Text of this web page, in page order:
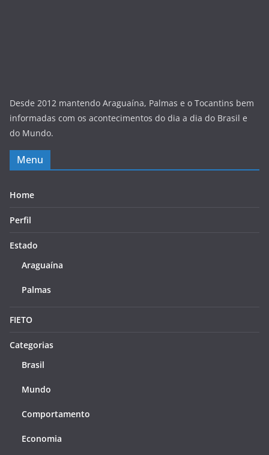
Desde 2012 mantendo Araguaína, Palmas e o Tocantins bem
informadas com os acontecimentos do dia a dia do Brasil e
do Mundo.
Menu
Home
Perfil
Estado
Araguaína
Palmas
FIETO
Categorias
Brasil
Mundo
Comportamento
Economia